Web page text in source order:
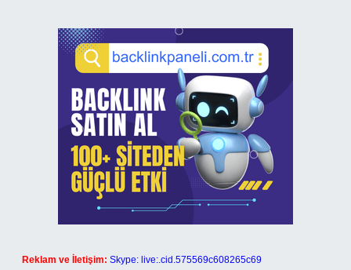
Reklam ve İletişim: Skype: live:.cid.575569c608265c69